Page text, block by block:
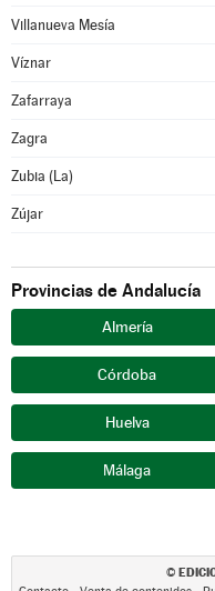
Villanueva Mesía
Víznar
Zafarraya
Zagra
Zubia (La)
Zújar
Provincias de Andalucía
Almería
Córdoba
Huelva
Málaga
©